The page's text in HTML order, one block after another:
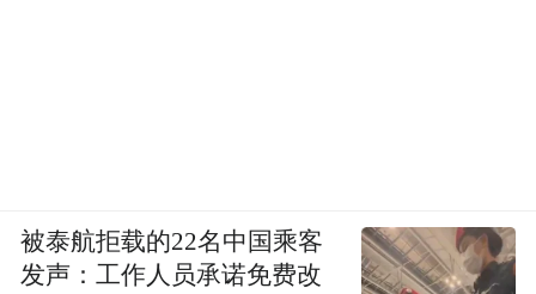
被泰航拒载的22名中国乘客
发声：工作人员承诺免费改